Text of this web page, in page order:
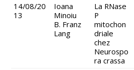
14/08/20
13
Ioana
Minoiu
B. Franz
Lang
La RNase
P
mitochon
driale
chez
Neurospo
ra crassa